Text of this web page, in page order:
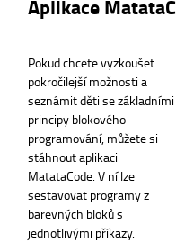
Aplikace
Pokud chcete vyzkoušet
pokročilejší možnosti a
seznámit děti se základními
principy blokového
programování, můžete si
stáhnout aplikaci
MatataCode. V ní lze
sestavovat programy z
barevných bloků s
jednotlivými příkazy.